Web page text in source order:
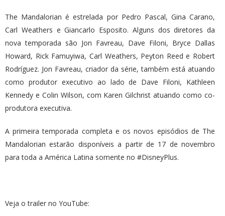
The Mandalorian é estrelada por Pedro Pascal, Gina Carano,
Carl Weathers e Giancarlo Esposito. Alguns dos diretores da
nova temporada são Jon Favreau, Dave Filoni, Bryce Dallas
Howard, Rick Famuyiwa, Carl Weathers, Peyton Reed e Robert
Rodríguez. Jon Favreau, criador da série, também está atuando
como produtor executivo ao lado de Dave Filoni, Kathleen
Kennedy e Colin Wilson, com Karen Gilchrist atuando como co-
produtora executiva.
A primeira temporada completa e os novos episódios de The
Mandalorian estarão disponíveis a partir de 17 de novembro
para toda a América Latina somente no #DisneyPlus.
Veja o trailer no YouTube: